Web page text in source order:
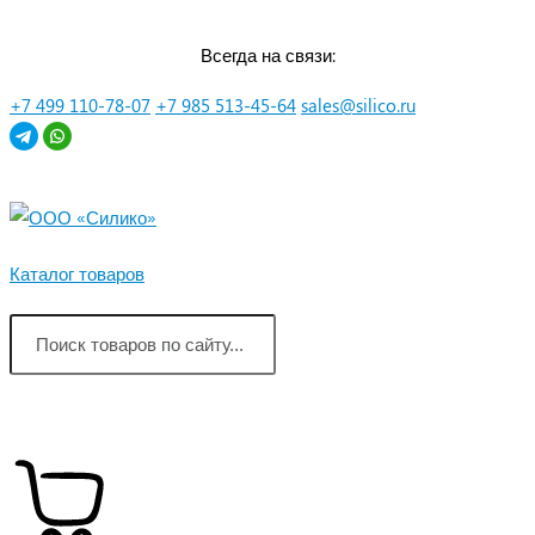
Всегда на связи:
+7 499 110-78-07 +7 985 513-45-64 sales@silico.ru
Каталог товаров